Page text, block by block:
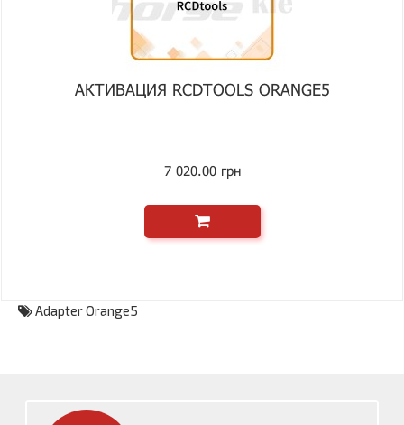
АКТИВАЦИЯ RCDTOOLS ORANGE5
7 020.00 грн
Adapter Orange5